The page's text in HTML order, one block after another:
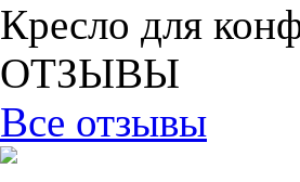
Кресло для
ОТЗЫВЫ
Все отзывы